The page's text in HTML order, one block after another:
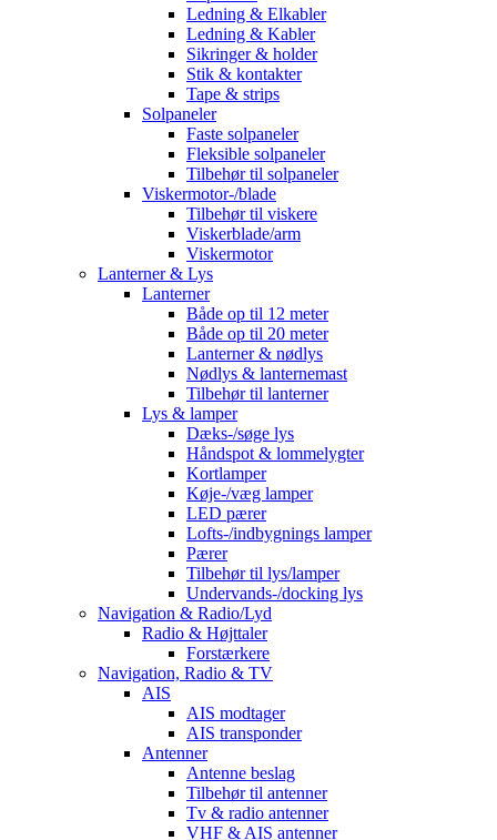
Ledning & Elkabler
Ledning & Kabler
Sikringer & holder
Stik & kontakter
Tape & strips
Solpaneler
Faste solpaneler
Fleksible solpaneler
Tilbehør til solpaneler
Viskermotor-/blade
Tilbehør til viskere
Viskerblade/arm
Viskermotor
Lanterner & Lys
Lanterner
Både op til 12 meter
Både op til 20 meter
Lanterner & nødlys
Nødlys & lanternemast
Tilbehør til lanterner
Lys & lamper
Dæks-/søge lys
Håndspot & lommelygter
Kortlamper
Køje-/væg lamper
LED pærer
Lofts-/indbygnings lamper
Pærer
Tilbehør til lys/lamper
Undervands-/docking lys
Navigation & Radio/Lyd
Radio & Højttaler
Forstærkere
Navigation, Radio & TV
AIS
AIS modtager
AIS transponder
Antenner
Antenne beslag
Tilbehør til antenner
Tv & radio antenner
VHF & AIS antenner